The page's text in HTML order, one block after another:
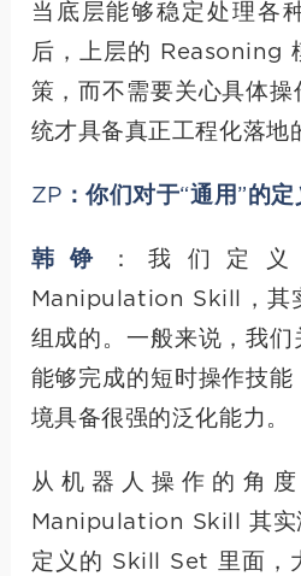
当底层能够稳定处理各
后，上层的 Reasoning
策，而不需要关心具体
统才具备真正工程化落地
ZP：你们对于“通用”的定
韩铮
：我们定义
Manipulation Skill，其
组成的。一般来说，我们
能够完成的短时操作技
境具备很强的泛化能力。
从机器人操作的角
Manipulation Skill 其实
定义的 Skill Set 里面，